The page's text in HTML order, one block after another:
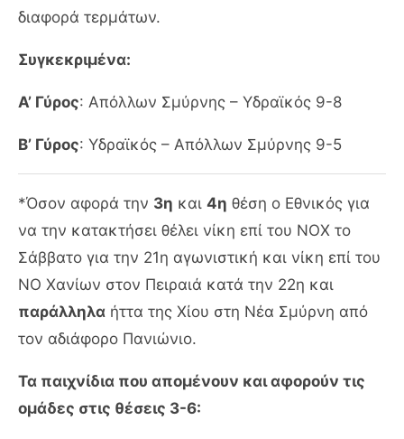
διαφορά τερμάτων.
Συγκεκριμένα:
Α’ Γύρος: Απόλλων Σμύρνης – Υδραϊκός 9-8
Β’ Γύρος: Υδραϊκός – Απόλλων Σμύρνης 9-5
*Όσον αφορά την 3η και 4η θέση ο Εθνικός για
να την κατακτήσει θέλει νίκη επί του ΝΟΧ το
Σάββατο για την 21η αγωνιστική και νίκη επί του
ΝΟ Χανίων στον Πειραιά κατά την 22η και
παράλληλα ήττα της Χίου στη Νέα Σμύρνη από
τον αδιάφορο Πανιώνιο.
Τα παιχνίδια που απομένουν και αφορούν τις
ομάδες στις θέσεις 3-6: